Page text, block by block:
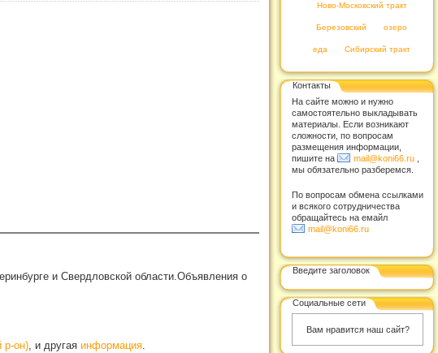
и Свердловской области.Объявления о
р-он) , и другая информация
Ново-Московский тракт
Березовский озеро
еда Сибирский тракт
Контакты
На сайте можно и нужно
самостоятельно выкладывать
материалы. Если возникают
сложности, по вопросам
размещения информации,
пишите на
mail@koni66.ru
мы обязательно разберемся.
По вопросам обмена ссылками
и всякого сотрудничества
обращайтесь на емайл
mail@koni66.ru
Введите заголовок
Социальные сети
Вам нравится наш сайт?